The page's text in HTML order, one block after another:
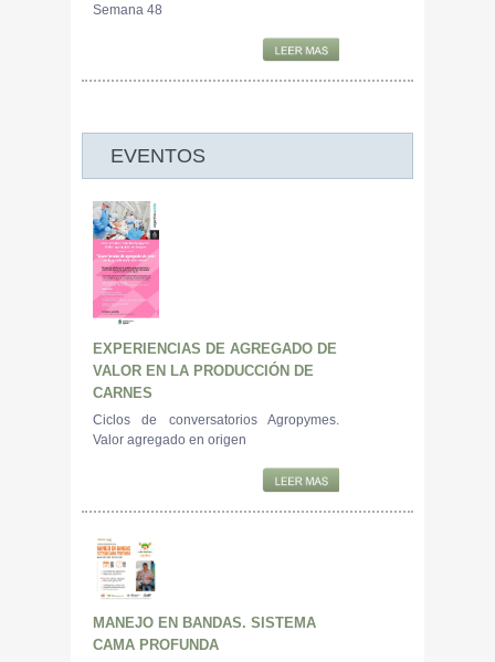
Semana 48
EVENTOS
EXPERIENCIAS DE AGREGADO DE
VALOR EN LA PRODUCCIÓN DE
CARNES
Ciclos de conversatorios Agropymes.
Valor agregado en origen
MANEJO EN BANDAS. SISTEMA
CAMA PROFUNDA